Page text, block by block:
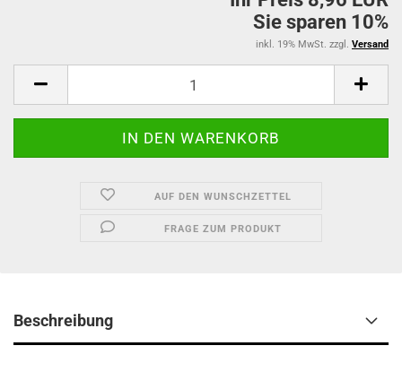
Sie sparen 10%
inkl. 19% MwSt. zzgl. Versand
AUF DEN WUNSCHZETTEL
FRAGE ZUM PRODUKT
Beschreibung